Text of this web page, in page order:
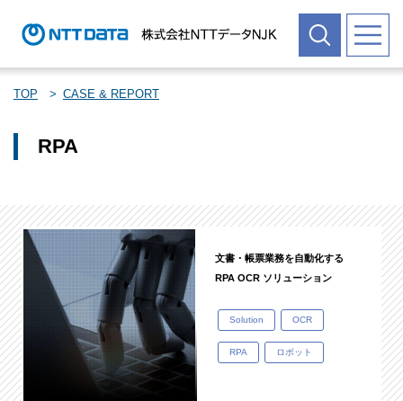
TOP CASE & REPORT
RPA
文書・帳票業務を自動化する
RPA OCR ソリューション
Solution OCR
RPA ロボット